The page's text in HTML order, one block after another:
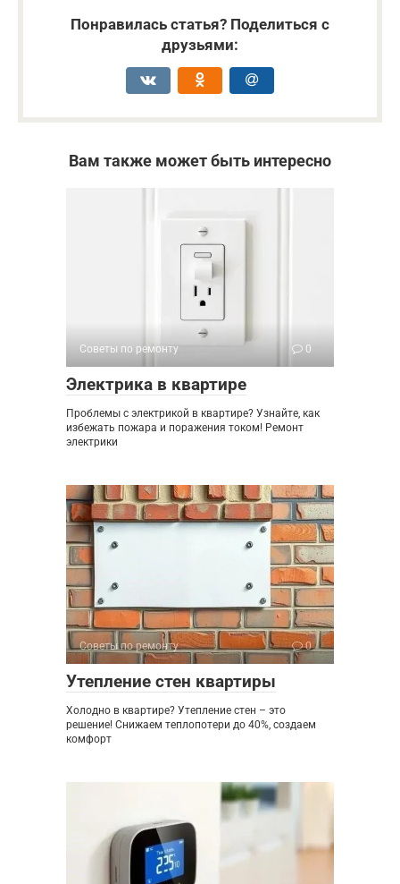
Понравилась статья? Поделиться с
друзьями:
Вам также может быть интересно
Советы по ремонту 0
Электрика в квартире
Проблемы с электрикой в квартире? Узнайте, как
избежать пожара и поражения током! Ремонт
электрики
Советы по ремонту 0
Утепление стен квартиры
Холодно в квартире? Утепление стен – это
решение! Снижаем теплопотери до 40%, создаем
комфорт